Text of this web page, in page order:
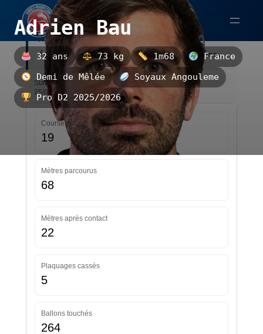
Aller
contenu
Adrien Bau
32 ans 73 kg 1m68
France
Demi de Mêlée
Soyaux Angouleme
Pro D2 2025/2026
Adrien Bau est un demi de mêlée
français, évoluant au Soyaux Angouleme.
Statistiques — Pro D2 2025/2026 — Mise à jour le
25/03/2026 12:07
Courses
19
Mètres parcourus
68
Mètres après contact
22
Plaquages cassés
5
Ballons touchés
264